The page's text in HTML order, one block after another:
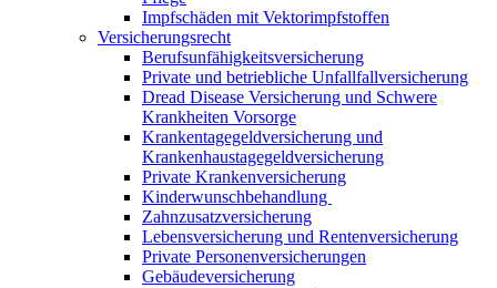
Impfschäden mit Vektorimpfstoffen
Versicherungsrecht
Berufsunfähigkeitsversicherung
Private und betriebliche Unfallfallversicherung
Dread Disease Versicherung und Schwere
Krankheiten Vorsorge
Krankentagegeldversicherung und
Krankenhaustagegeldversicherung
Private Krankenversicherung
Kinderwunschbehandlung
Zahnzusatzversicherung
Lebensversicherung und Rentenversicherung
Private Personenversicherungen
Gebäudeversicherung